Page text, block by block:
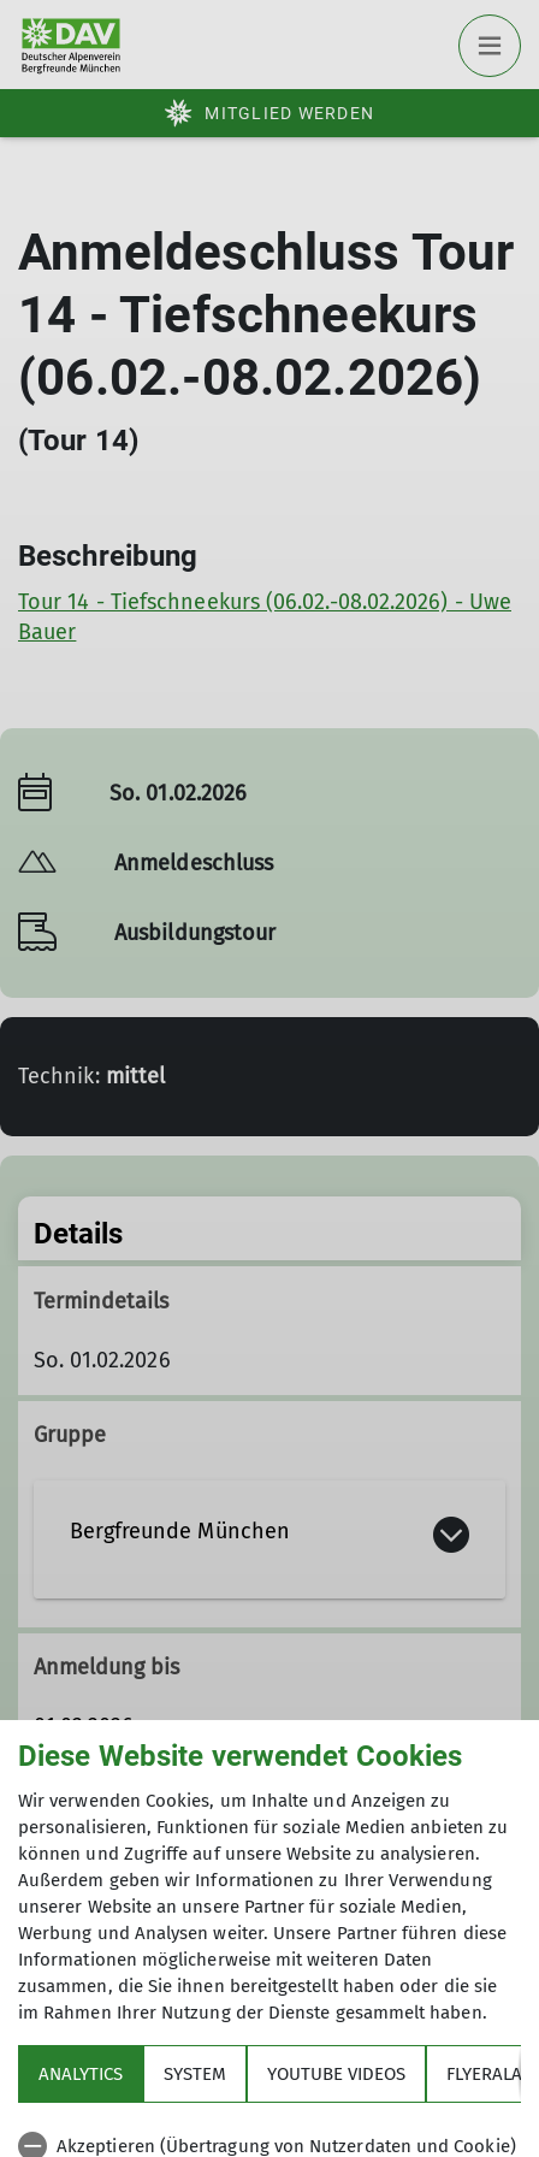
MITGLIED WERDEN
Anmeldeschluss Tour
14 - Tiefschneekurs
(06.02.-08.02.2026)
(Tour 14)
Beschreibung
Tour 14 - Tiefschneekurs (06.02.-08.02.2026) - Uwe
Bauer
So. 01.02.2026
Anmeldeschluss
Ausbildungstour
Technik: mittel
Details
Termindetails
So. 01.02.2026
Gruppe
Bergfreunde München
Wir sind eine eher mittlere Sektion
innerhalb des Deutschen
Alpenvereins (DAV) mit 2.610
Mitgliedern (Stand 01.Aug. 2025).
Gegründet 1961 als Bergsportgruppe
1989 eine eigenständige Sektion
innerhalb des Deutschen
Alpenvereins:DAV Sektion
Bergfreunde München e.V.
Im Jahr 2009 haben wir unsere Hütte,
das Spitzsteinhaus in den Chiemgauer
Alpen übernommen.
Wir sind eine sehr aktive Sektion mit
einer stattlichen Anzahl von
Bergtouren jeglicher Couleur
(Bergwanderungen, Hochtouren,
Skitouren, Ski-Langlauf, Klettertouren,
Anmeldung bis
01.02.2026
Maximale Teilnehmeranzahl
9
Programm
Diese Website verwendet Cookies
Wir verwenden Cookies, um Inhalte und Anzeigen zu
personalisieren, Funktionen für soziale Medien anbieten zu
können und Zugriffe auf unsere Website zu analysieren.
Außerdem geben wir Informationen zu Ihrer Verwendung
unserer Website an unsere Partner für soziale Medien,
Werbung und Analysen weiter. Unsere Partner führen diese
Informationen möglicherweise mit weiteren Daten
zusammen, die Sie ihnen bereitgestellt haben oder die sie
im Rahmen Ihrer Nutzung der Dienste gesammelt haben.
ANALYTICS SYSTEM YOUTUBE VIDEOS
Akzeptieren (Übertragung von Nutzerdaten und Cookie)